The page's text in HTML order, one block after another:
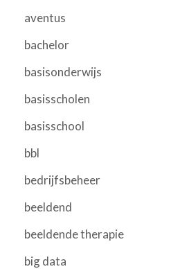
aventus
bachelor
basisonderwijs
basisscholen
basisschool
bbl
bedrijfsbeheer
beeldend
beeldende therapie
big data